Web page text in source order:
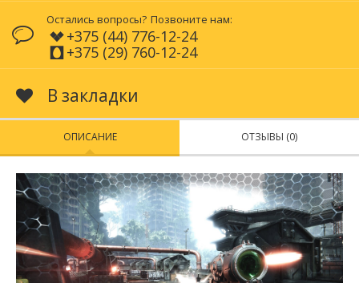
Остались вопросы? Позвоните нам:
+375 (44) 776-12-24
+375 (29) 760-12-24
В закладки
ОПИСАНИЕ ОТЗЫВЫ (0)